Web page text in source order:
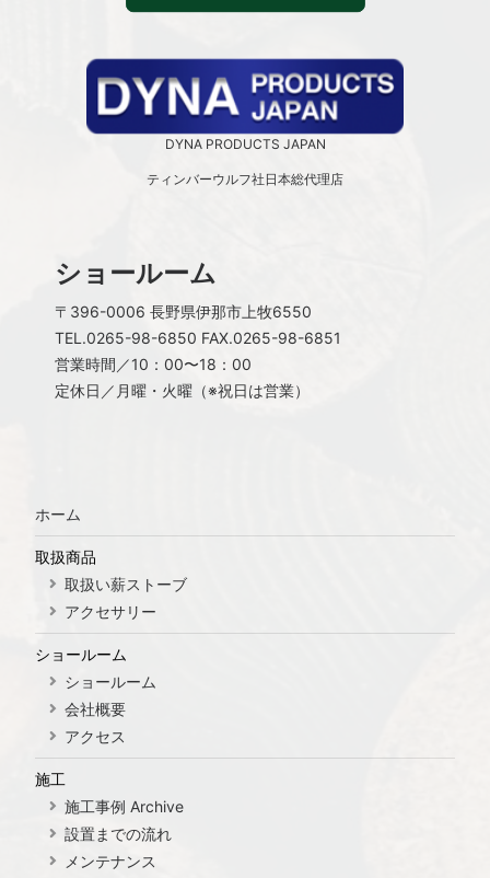
DYNA PRODUCTS JAPAN
ティンバーウルフ社日本総代理店
ショールーム
〒396-0006 長野県伊那市上牧6550
TEL.0265-98-6850 FAX.0265-98-6851
営業時間／10：00〜18：00
定休日／月曜・火曜（※祝日は営業）
ホーム
取扱商品
取扱い薪ストーブ
アクセサリー
ショールーム
ショールーム
会社概要
アクセス
施工
施工事例 Archive
設置までの流れ
メンテナンス